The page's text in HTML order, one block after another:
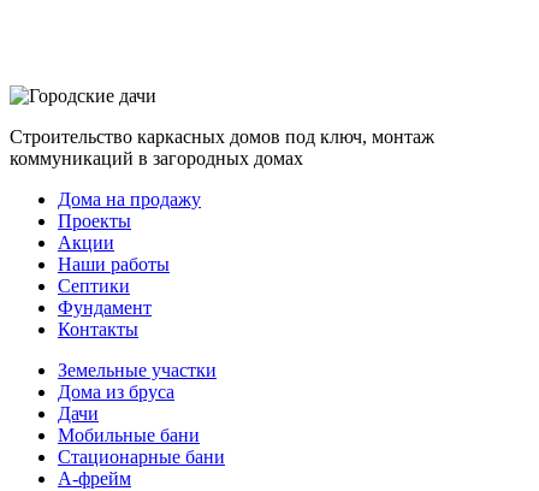
Строительство каркасных домов под ключ, монтаж
коммуникаций в загородных домах
Дома на продажу
Проекты
Акции
Наши работы
Септики
Фундамент
Контакты
Земельные участки
Дома из бруса
Дачи
Мобильные бани
Стационарные бани
A-фрейм